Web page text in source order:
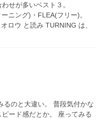
せが多いベスト３。
ニング)・FLEA(フリー)。
ロウ と読み TURNING は、
るのと大違い。 普段気付かな
ード感だとか。 座ってみる